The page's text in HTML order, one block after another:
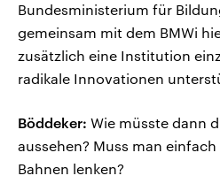
Bundesministerium für
gemeinsam mit dem BMWi
zusätzlich eine Institution
radikale Innovationen
Böddeker: Wie müsste dann
aussehen? Muss man
Bahnen lenken?